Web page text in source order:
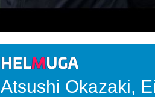
Atsushi Okazaki,